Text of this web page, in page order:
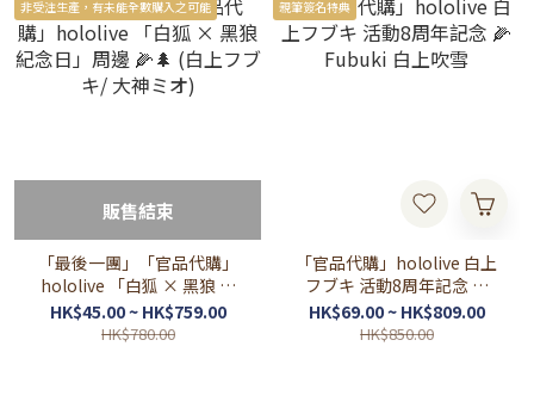
非受注生產，有未能全數購入之可能
販售結束
「最後一團」「官品代購」
hololive 「白狐 × 黑狼 紀
念日」周邊 🌽🌲 (白上フブ
キ/ 大神ミオ)
HK$45.00 ~ HK$759.00
HK$780.00
親筆簽名特典
「官品代購」hololive 白上
フブキ 活動8周年記念 🌽
Fubuki 白上吹雪
HK$69.00 ~ HK$809.00
HK$850.00